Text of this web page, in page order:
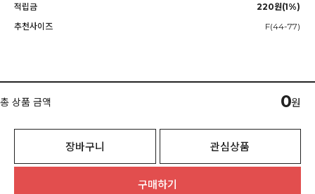
적립금
220원(1%)
추천사이즈
F(44-77)
총 상품 금액 0원
장바구니 관심상품
구매하기